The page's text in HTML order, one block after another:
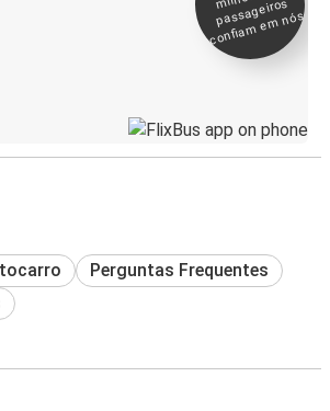
passageiros
m nós
Perguntas Frequentes